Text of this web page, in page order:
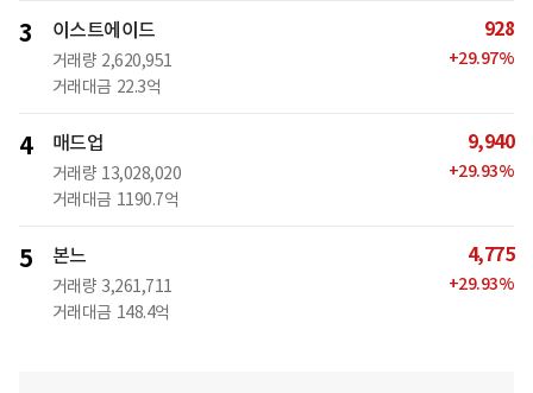
3 이스트에이드
거래량 2,620,951
거래대금 22.3억
928
+29.97%
4 매드업
거래량 13,028,020
거래대금 1190.7억
9,940
+29.93%
5 본느
거래량 3,261,711
거래대금 148.4억
4,775
+29.93%